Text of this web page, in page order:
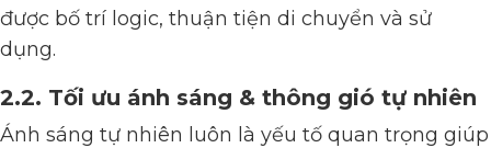
được bố trí logic, thuận tiện di chuyển và sử
dụng.
2.2. Tối ưu ánh sáng & thông gió tự nhiên
Ánh sáng tự nhiên luôn là yếu tố quan trọng giúp